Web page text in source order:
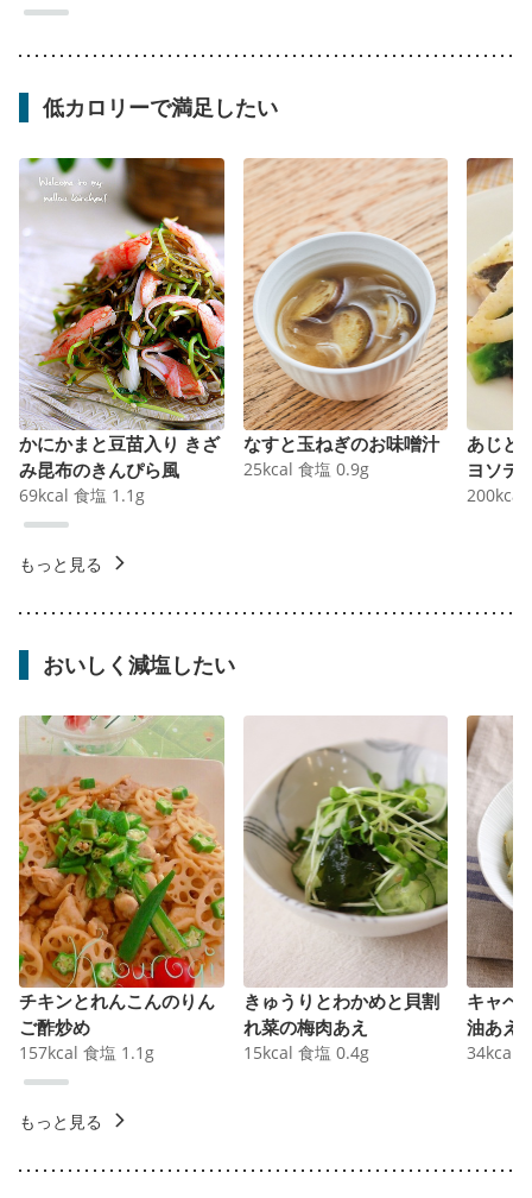
低カロリーで満足したい
かにかまと豆苗入り きざ
み昆布のきんぴら風
69kcal 食塩 1.1 g
なすと玉ねぎのお味噌汁
25kcal 食塩 0.9g
あじと
ヨソテ
200kcal
もっと見る
おいしく減塩したい
チキンとれんこんのりん
ご酢炒め
157kcal 食塩 1.1 g
きゅうりとわかめと貝割
れ菜の梅肉あえ
15kcal 食塩 0.4g
キャベ
油あえ
34kcal
もっと見る